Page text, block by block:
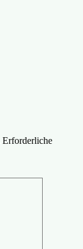
Erforderliche